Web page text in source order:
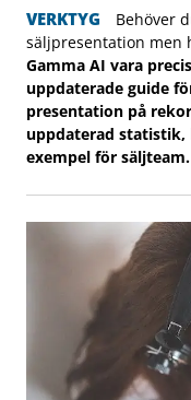
VERKTYG
Behöver
säljpresentation men
Gamma AI vara
uppdaterade guide
presentation på
uppdaterad
exempel för säljteam.